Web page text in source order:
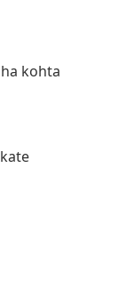
kohta